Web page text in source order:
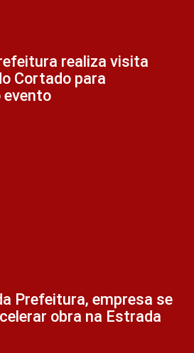
realiza visita
Cortado para
evento
Prefeitura, empresa se
obra na Estrada